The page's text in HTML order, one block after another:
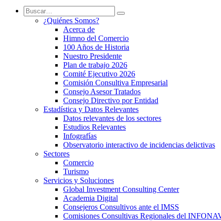
¿Quiénes Somos?
Acerca de
Himno del Comercio
100 Años de Historia
Nuestro Presidente
Plan de trabajo 2026
Comité Ejecutivo 2026
Comisión Consultiva Empresarial
Consejo Asesor Tratados
Consejo Directivo por Entidad
Estadística y Datos Relevantes
Datos relevantes de los sectores
Estudios Relevantes
Infografías
Observatorio interactivo de incidencias delictivas
Sectores
Comercio
Turismo
Servicios y Soluciones
Global Investment Consulting Center
Academia Digital
Consejeros Consultivos ante el IMSS
Comisiones Consultivas Regionales del